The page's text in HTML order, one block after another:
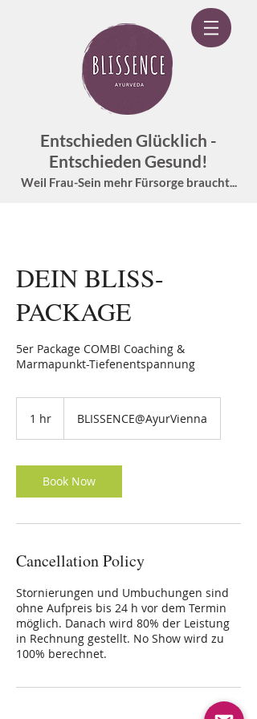
Entschieden Glücklich -
Entschieden Gesund!
Weil Frau-Sein mehr Fürsorge braucht...
DEIN BLISS-
PACKAGE
5er Package COMBI Coaching &
Marmapunkt-Tiefenentspannung
1 hr BLISSENCE@AyurVienna
Book Now
Cancellation Policy
Stornierungen und Umbuchungen sind
ohne Aufpreis bis 24 h vor dem Termin
möglich. Danach wird 80% der Leistung
in Rechnung gestellt. No Show wird zu
100% berechnet.